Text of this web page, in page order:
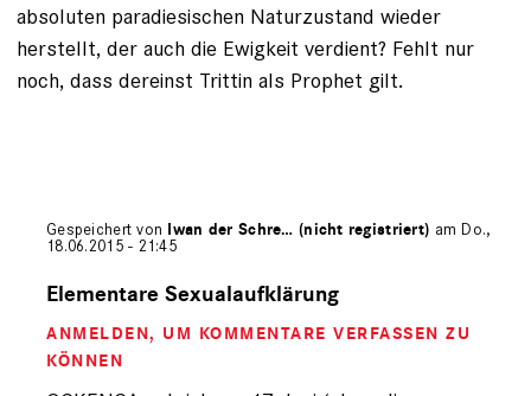
absoluten paradiesischen Naturzustand wieder
herstellt, der auch die Ewigkeit verdient? Fehlt nur
noch, dass dereinst Trittin als Prophet gilt.
Gespeichert von Iwan der Schre… (nicht registriert) am Do.,
18.06.2015 - 21:45
auf
OCKENGA
(nicht
Elementare Sexualaufklärung
ANMELDEN, UM KOMMENTARE VERFASSEN ZU
KÖNNEN